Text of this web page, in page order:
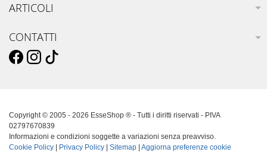
ARTICOLI
CONTATTI
Copyright © 2005 - 2026 EsseShop ® - Tutti i diritti riservati - PIVA
02797670839
Informazioni e condizioni soggette a variazioni senza preavviso.
Cookie Policy
Privacy Policy Sitemap Aggiorna preferenze cookie